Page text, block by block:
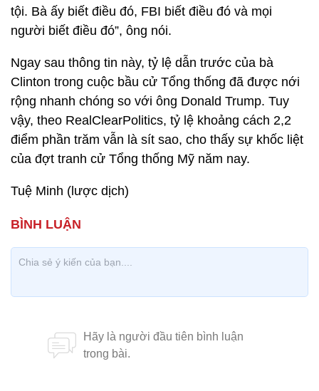
tội. Bà ấy biết điều đó, FBI biết điều đó và mọi
người biết điều đó”, ông nói.
Ngay sau thông tin này, tỷ lệ dẫn trước của bà
Clinton trong cuộc bầu cử Tổng thống đã được nới
rộng nhanh chóng so với ông Donald Trump. Tuy
vậy, theo RealClearPolitics, tỷ lệ khoảng cách 2,2
điểm phần trăm vẫn là sít sao, cho thấy sự khốc liệt
của đợt tranh cử Tổng thống Mỹ năm nay.
Tuệ Minh (lược dịch)